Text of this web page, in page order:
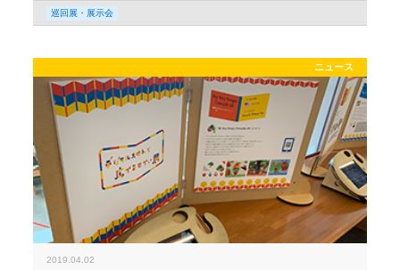
巡回展・展示会
ニュース
2019.04.02